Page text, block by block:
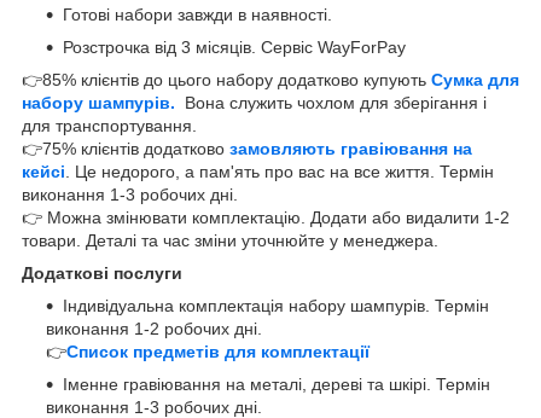
Готові набори завжди в наявності.
Розстрочка від 3 місяців. Сервіс WayForPay
👉85% клієнтів до цього набору додатково купують Сумка для
набору шампурів.
Вона служить чохлом для зберігання і
для транспортування.
👉75% клієнтів додатково замовляють гравіювання на
кейсі . Це недорого, а пам'ять про вас на все життя. Термін
виконання 1-3 робочих дні.
👉 Можна змінювати комплектацію. Додати або видалити 1-2
товари. Деталі та час зміни уточнюйте у менеджера.
Додаткові послуги
Індивідуальна комплектація набору шампурів. Термін
виконання 1-2 робочих дні.
👉Список предметів для комплектації
Іменне гравіювання на металі, дереві та шкірі. Термін
виконання 1-3 робочих дні.